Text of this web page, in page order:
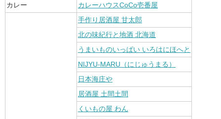
カレー
カレーハウスCoCo壱番屋
手作り居酒屋 甘太郎
北の味紀行と地酒 北海道
うまいものいっぱい いろはにほへと
NIJYU-MARU（にじゅうまる）
日本海庄や
居酒屋 土間土間
くいもの屋 わん